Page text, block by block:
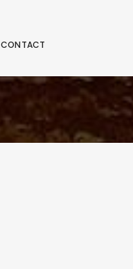
CONTACT